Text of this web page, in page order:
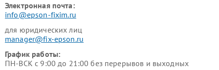
Электронная почта:
info@epson-fixim.ru
для юридических лиц
manager@fix-epson.ru
График работы:
ПН-ВСК с 9:00 до 21:00 без перерывов и выходных